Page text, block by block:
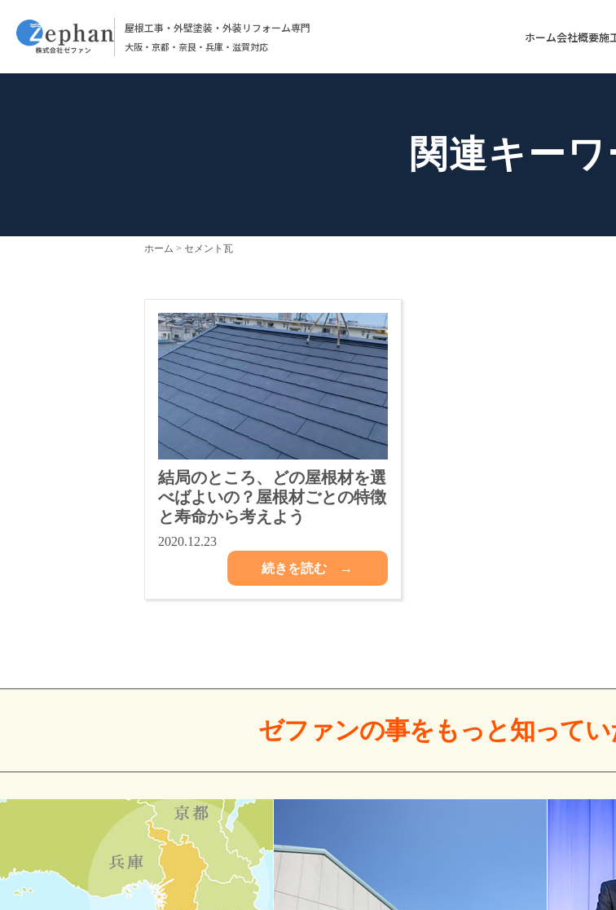
屋根工事・外壁塗装・外装リフォーム専門
大阪・京都・奈良・兵庫・滋賀対応
ホーム会社概要施
関連キーワ
ホーム セメント瓦
結局のところ、どの屋根材を選
べばよいの？屋根材ごとの特徴
と寿命から考えよう
2020.12.23
続きを読む →
ゼファンの事をもっと知って